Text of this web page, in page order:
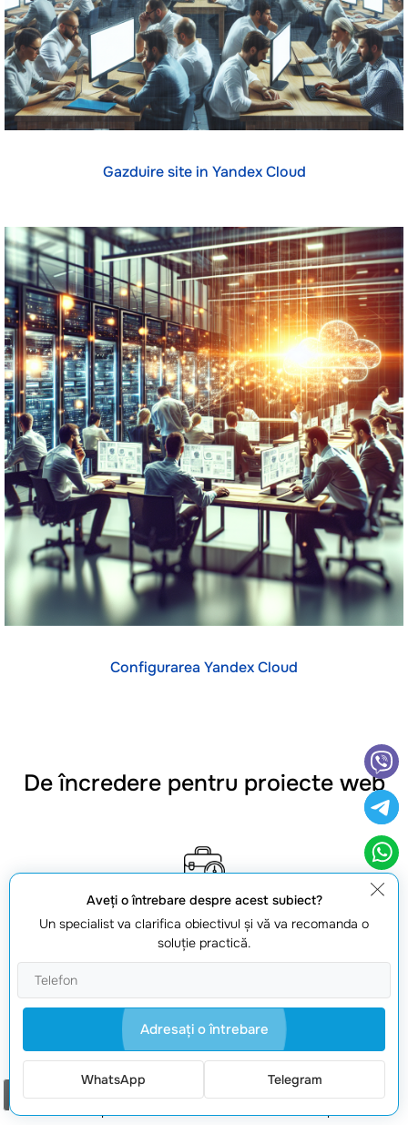
Gazduire site in Yandex Cloud
Configurarea Yandex Cloud
De încredere pentru proiecte web
Experiență confirmată
Lucrăm din 2008 și livrăm proiecte stabile, cu proces clar și
suport după lansare.
Portofoliu real
Peste 150 de proiecte finalizate: de la site-uri simple la
Aveţi o întrebare despre acest subiect?
Un specialist va clarifica obiectivul şi vă va recomanda o
soluţie practică.
Adresaţi o întrebare
WhatsApp Telegram
Comanda un apel